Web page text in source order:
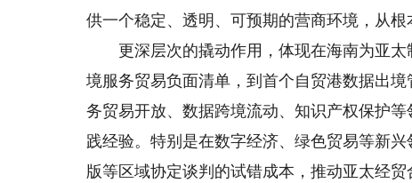
供一个稳定、透明、可预期的营商环境，从根
更深层次的撬动作用，体现在海南为亚太
境服务贸易负面清单，到首个自贸港数据出
务贸易开放、数据跨境流动、知识产权保护
践经验。特别是在数字经济、绿色贸易等新
版等区域协定谈判的试错成本，推动亚太经